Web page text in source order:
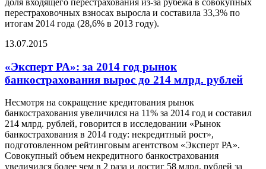
перестраховочных взносах выросла и составила 33,3% по
итогам 2014 года (28,6% в 2013 году).
13.07.2015
«Эксперт РА»: за 2014 год рынок
банкострахования вырос до 214 млрд. рублей
Несмотря на сокращение кредитования рынок
банкострахования увеличился на 11% за 2014 год и составил
214 млрд. рублей, говорится в исследовании «Рынок
банкострахования в 2014 году: некредитный рост»,
подготовленном рейтинговым агентством «Эксперт РА».
Совокупный объем некредитного банкострахования
увеличился более чем в 2 раза и достиг 58 млрд. рублей за